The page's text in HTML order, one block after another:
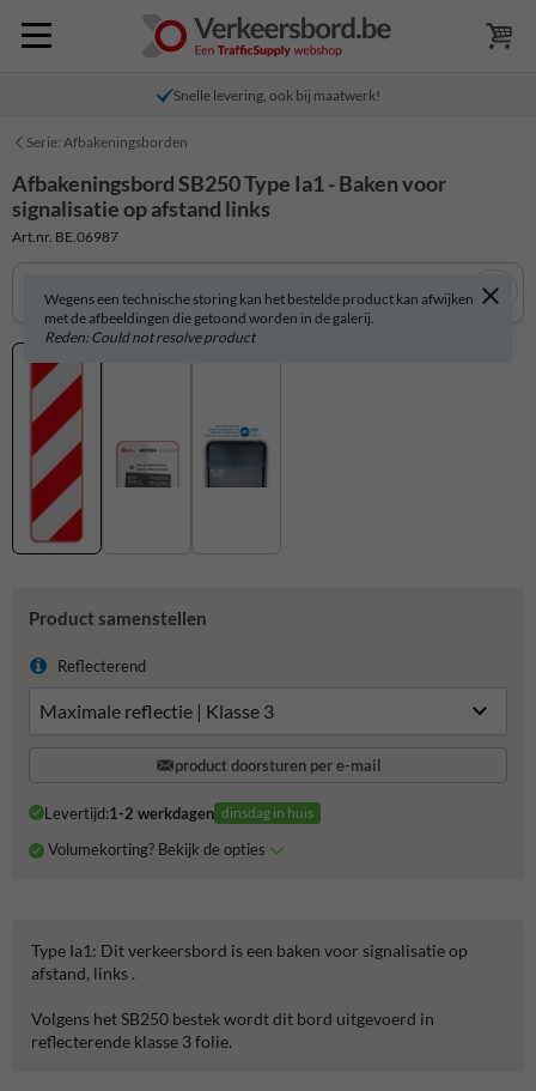
Snelle levering, ook bij maatwerk!
Serie: Afbakeningsborden
Afbakeningsbord SB250 Type Ia1 - Baken voor
signalisatie op afstand links
Art.nr. BE.06987
Wegens een technische storing kan het bestelde product kan afwijken
met de afbeeldingen die getoond worden in de galerij.
Reden: Could not resolve product
Product samenstellen
Reflecterend
product doorsturen per e-mail
Levertijd:1-2 werkdagen dinsdag in huis
Volumekorting? Bekijk de opties
Type Ia1: Dit verkeersbord is een baken voor signalisatie op
afstand, links .
Volgens het SB250 bestek wordt dit bord uitgevoerd in
reflecterende klasse 3 folie.